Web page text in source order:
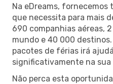
Na eDreams,
que necessita para mais
690 companhias aéreas,
mundo e 40 000
pacotes de férias irá
significativamente na sua
Não perca esta